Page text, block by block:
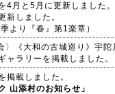
4月と5月に更新しました。
しました。
より『春』第1楽章）
〉《大和の古城巡り》宇
ャラリーを掲載しました。
掲載しました。
山添村のお知らせ」